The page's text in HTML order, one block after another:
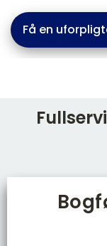
Få en